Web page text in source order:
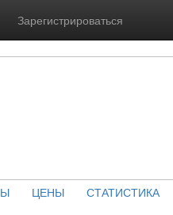
Зарегистрироваться
ЦЕНЫ
СТАТИСТИКА